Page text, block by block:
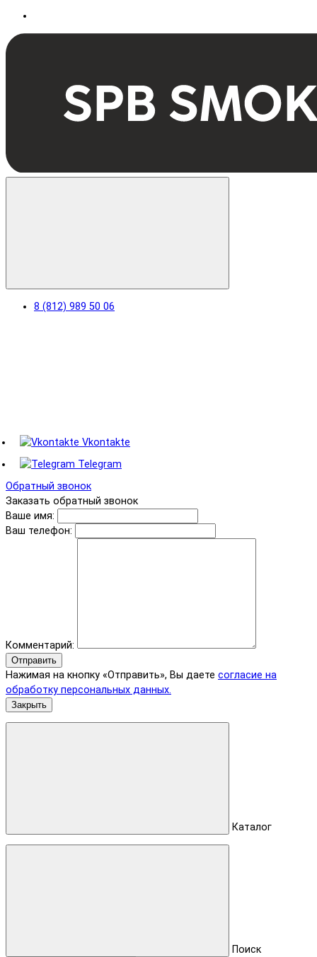
8 (812) 989 50 06
Vkontakte
Telegram
Обратный звонок
Заказать обратный звонок
Ваше имя:
Ваш телефон:
Комментарий:
Отправить
Нажимая на кнопку «Отправить», Вы даете согласие на
обработку персональных данных.
Закрыть
Каталог
Поиск